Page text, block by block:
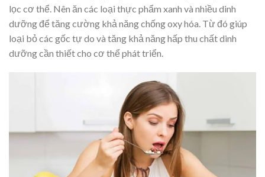
lọc cơ thể. Nên ăn các loại thực phẩm xanh và nhiều dinh
dưỡng để tăng cường khả năng chống oxy hóa. Từ đó giúp
loại bỏ các gốc tự do và tăng khả năng hấp thu chất dinh
dưỡng cần thiết cho cơ thể phát triển.